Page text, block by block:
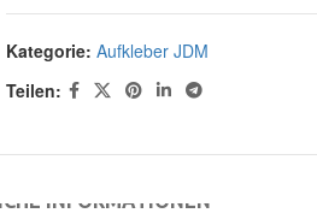
Kategorie: Aufkleber JDM
Teilen:
INFORMATIONEN